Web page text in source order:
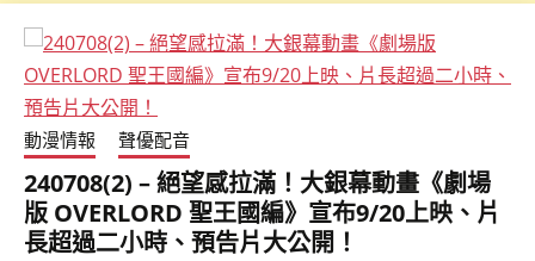
動漫情報 聲優配音
240708(2) – 絕望感拉滿！大銀幕動畫《劇場
版 OVERLORD 聖王國編》宣布9/20上映、片
長超過二小時、預告片大公開！